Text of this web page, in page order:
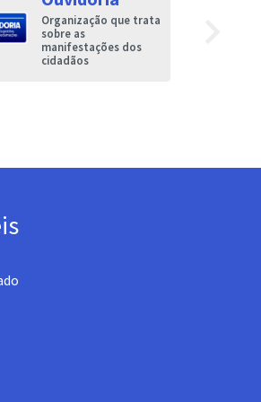
Organização que trata
sobre as
manifestações dos
cidadãos